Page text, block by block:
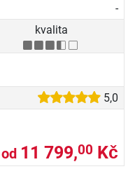
-
kvalita
5,0
od 11 799,00 Kč